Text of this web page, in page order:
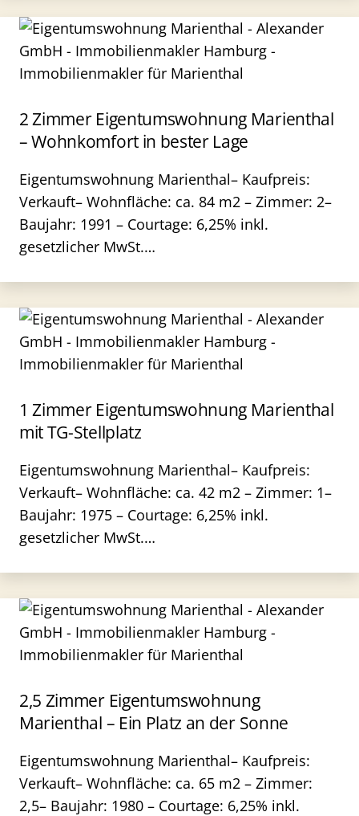
2 Zimmer Eigentumswohnung Marienthal
– Wohnkomfort in bester Lage
Eigentumswohnung Marienthal– Kaufpreis:
Verkauft– Wohnfläche: ca. 84 m2 – Zimmer: 2–
Baujahr: 1991 – Courtage: 6,25% inkl.
gesetzlicher MwSt.…
1 Zimmer Eigentumswohnung Marienthal
mit TG-Stellplatz
Eigentumswohnung Marienthal– Kaufpreis:
Verkauft– Wohnfläche: ca. 42 m2 – Zimmer: 1–
Baujahr: 1975 – Courtage: 6,25% inkl.
gesetzlicher MwSt.…
2,5 Zimmer Eigentumswohnung
Marienthal – Ein Platz an der Sonne
Eigentumswohnung Marienthal– Kaufpreis:
Verkauft– Wohnfläche: ca. 65 m2 – Zimmer:
2,5– Baujahr: 1980 – Courtage: 6,25% inkl.